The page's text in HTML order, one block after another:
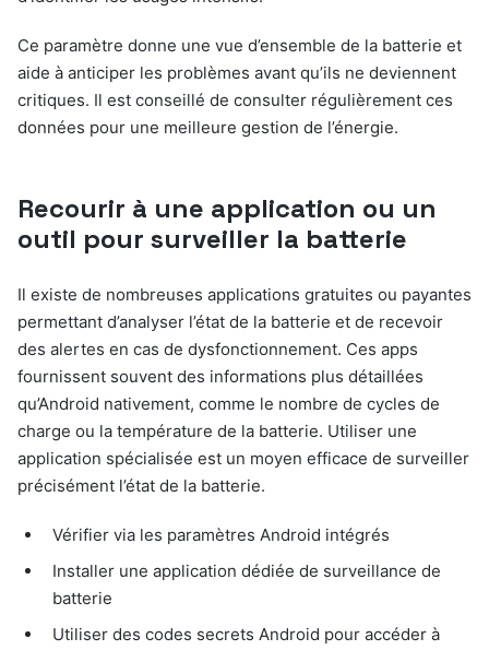
Ce paramètre donne une vue d’ensemble de la batterie et
aide à anticiper les problèmes avant qu’ils ne deviennent
critiques. Il est conseillé de consulter régulièrement ces
données pour une meilleure gestion de l’énergie.
Recourir à une application ou un
outil pour surveiller la batterie
Il existe de nombreuses applications gratuites ou payantes
permettant d’analyser l’état de la batterie et de recevoir
des alertes en cas de dysfonctionnement. Ces apps
fournissent souvent des informations plus détaillées
qu’Android nativement, comme le nombre de cycles de
charge ou la température de la batterie. Utiliser une
application spécialisée est un moyen efficace de surveiller
précisément l’état de la batterie.
Vérifier via les paramètres Android intégrés
Installer une application dédiée de surveillance de
batterie
Utiliser des codes secrets Android pour accéder à